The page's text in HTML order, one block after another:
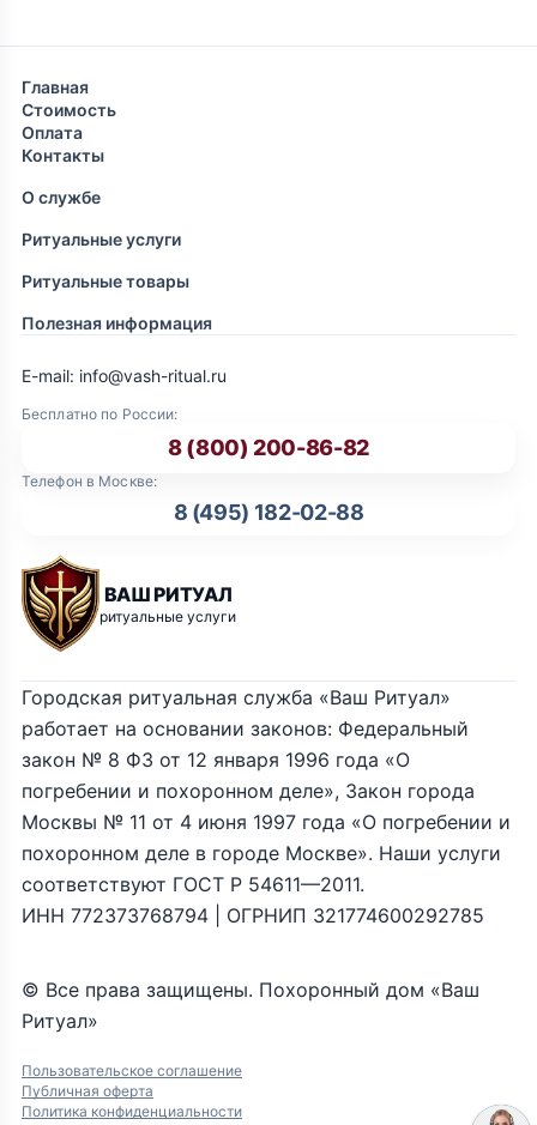
Главная
Стоимость
Оплата
Контакты
О службе
Ритуальные услуги
Ритуальные товары
Полезная информация
ВАШ РИТУАЛ
ритуальные услуги
Бесплатно по России:
8 (800) 200-86-82
Телефон в Москве:
8 (495) 182-02-88
E-mail: info@vash-ritual.ru
© Все права защищены. Похоронный дом «Ваш
Ритуал»
Пользовательское соглашение
Публичная оферта
Политика конфиденциальности
Городская ритуальная служба «Ваш Ритуал»
работает на основании законов: Федеральный
закон № 8 ФЗ от 12 января 1996 года «О
погребении и похоронном деле», Закон города
Москвы № 11 от 4 июня 1997 года «О погребении и
похоронном деле в городе Москве». Наши услуги
соответствуют ГОСТ Р 54611—2011.
ИНН 772373768794 | ОГРНИП 321774600292785